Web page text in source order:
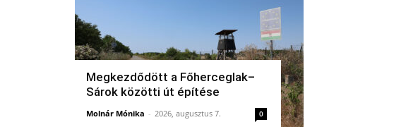
Megkezdődött a Főherceglak–
Sárok közötti út építése
Molnár Mónika - 2026, augusztus 7. 0